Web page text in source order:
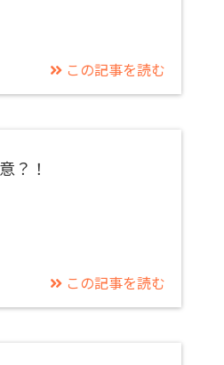
この記事を読む
？！
この記事を読む